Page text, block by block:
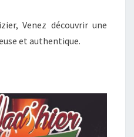
Venez découvrir une
et authentique.